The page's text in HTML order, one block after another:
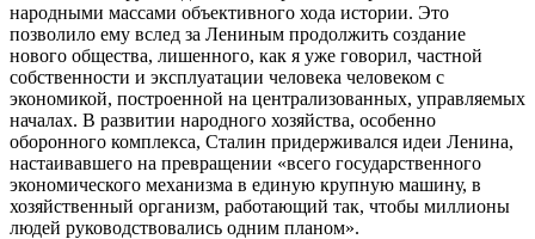
народными массами объективного хода истории. Это
позволило ему вслед за Лениным продолжить создание
нового общества, лишенного, как я уже говорил, частной
собственности и эксплуатации человека человеком с
экономикой, построенной на централизованных, управляемых
началах. В развитии народного хозяйства, особенно
оборонного комплекса, Сталин придерживался идеи Ленина,
настаивавшего на превращении «всего государственного
экономического механизма в единую крупную машину, в
хозяйственный организм, работающий так, чтобы миллионы
людей руководствовались одним планом».